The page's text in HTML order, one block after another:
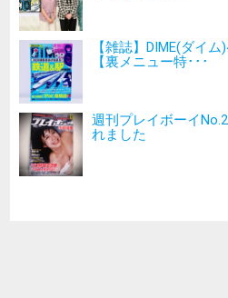
【雑誌】DIME(ダイ
【裏メニュー特･･･
週刊プレイボーイ
れました